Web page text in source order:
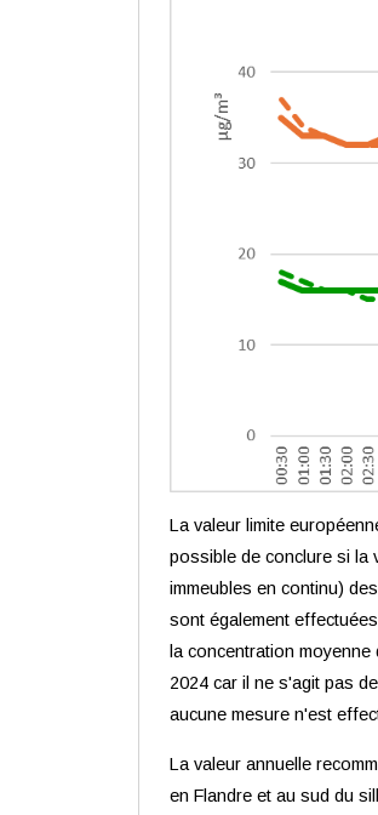
La valeur limite
possible de conclure si la
immeubles en continu)
sont également
la concentration moyenne
2024 car il ne s'agit pas
aucune mesure n'est
La valeur annuelle
en Flandre et au sud du